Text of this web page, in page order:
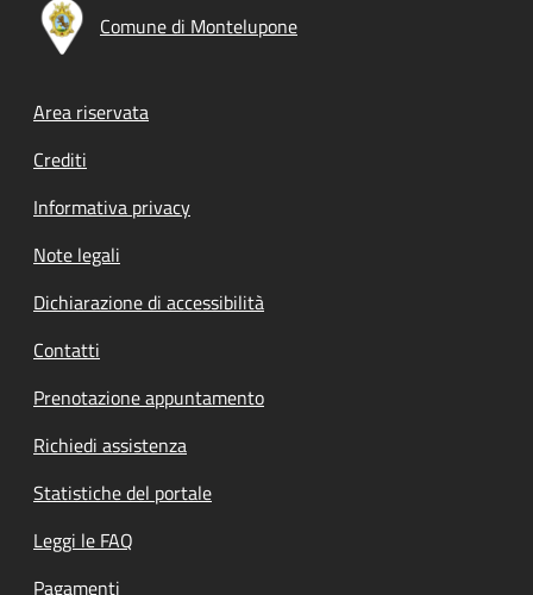
Comune di Montelupone
Footer menu
Area riservata
Crediti
Informativa privacy
Note legali
Dichiarazione di accessibilità
Contatti
Prenotazione appuntamento
Richiedi assistenza
Statistiche del portale
Leggi le FAQ
Pagamenti